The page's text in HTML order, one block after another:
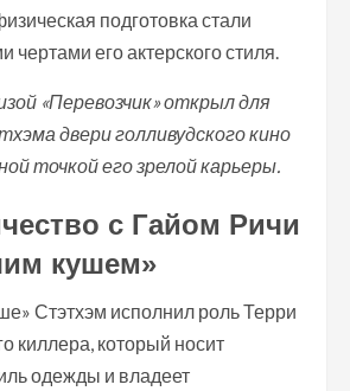
подготовка стали
его актерского стиля.
«Перевозчик» открыл для
двери голливудского кино
точкой его зрелой карьеры.
с Гайом Ричи
кушем»
Стэтхэм исполнил роль Терри
киллера, который носит
одежды и владеет